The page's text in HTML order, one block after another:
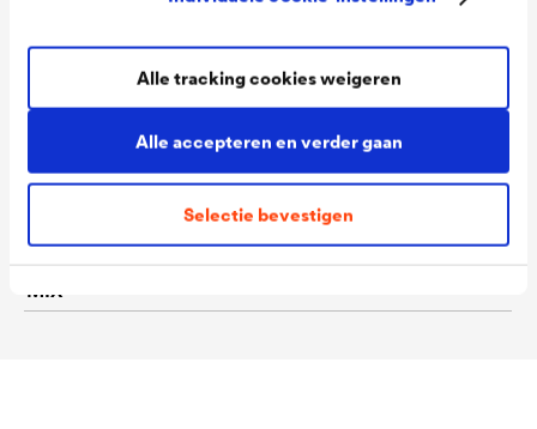
Alle accepteren en verder gaan
Selectie bevestigen
Alle tracking cookies weigeren
Consumption
100 - 120 ml/m²
Packaging Sizes
0,5 L / 1,0 L / 2,5 L
Packaging Sizes
MIX
0,5 L / 1,0 L / 2,5 L